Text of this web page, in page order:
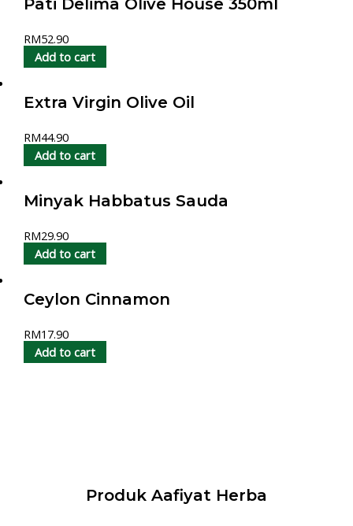
Pati Delima Olive House 350ml
RM52.90
Add to cart
Extra Virgin Olive Oil
RM44.90
Add to cart
Minyak Habbatus Sauda
RM29.90
Add to cart
Ceylon Cinnamon
RM17.90
Add to cart
Produk Aafiyat Herba